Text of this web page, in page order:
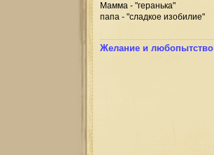
Мамма - "геранька"
папа - "сладкое изобилие"
Желание и любопытство